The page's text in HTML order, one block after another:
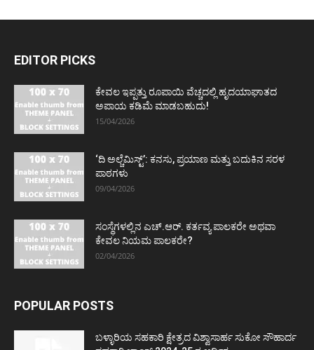
EDITOR PICKS
ಕೇವಲ ಇಪ್ಪತ್ತು ರೂಪಾಯಿ ವೆಚ್ಚದಲ್ಲಿ ಹೃದಯಾಘಾತದ
ಅಪಾಯ ಕಡಿಮೆ ಮಾಡಬಹುದು!
15/04/2026
‘ದಿ ಅಲ್ಚೆಮಿಸ್ಟ್’: ಕನಸು, ಪ್ರಯಾಣ ಮತ್ತು ಬದುಕಿನ ಸರಳ
ಪಾಠಗಳು
09/04/2026
ಸಂಸ್ಥೆಗಳಲ್ಲಿನ ಎಚ್.ಆರ್. ಕರ್ತವ್ಯ ಪಾಲಕರೇ ಅಥವಾ
ಕೇವಲ ನಿಯಮ ಪಾಲಕರೇ?
02/04/2026
POPULAR POSTS
ಬಳ್ಳಾರಿಯ ಸಹಕಾರಿ ಕ್ಷೇತ್ರದ ವಿಶ್ವಾಸಾರ್ಹ ಸುಕೋ ಸೌಹಾರ್ದ